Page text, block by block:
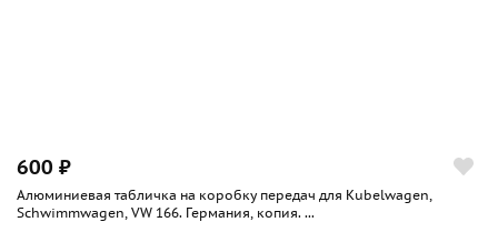
600 ₽
Алюминиевая табличка на коробку передач для Kubelwagen,
Schwimmwagen, VW 166. Германия, копия. ...